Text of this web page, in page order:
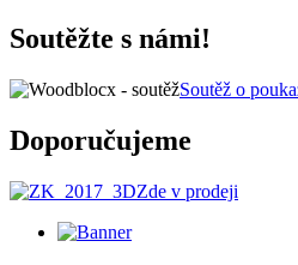
Soutěžte s námi!
Soutěž o
Doporučujeme
Zde v prodeji